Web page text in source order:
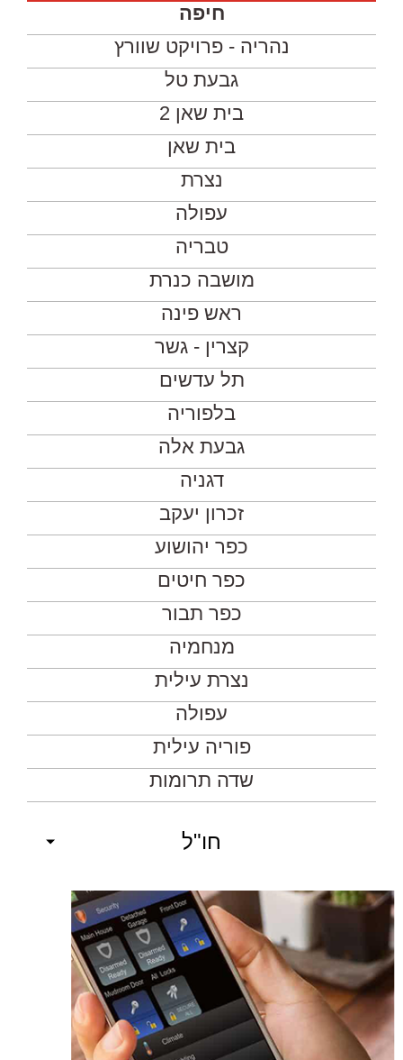
חיפה
נהריה - פרויקט שוורץ
גבעת טל
בית שאן 2
בית שאן
נצרת
עפולה
טבריה
מושבה כנרת
ראש פינה
קצרין - גשר
תל עדשים
בלפוריה
גבעת אלה
דגניה
זכרון יעקב
כפר יהושוע
כפר חיטים
כפר תבור
מנחמיה
נצרת עילית
עפולה
פוריה עילית
שדה תרומות
חו"ל